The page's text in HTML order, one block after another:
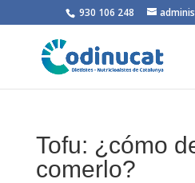
930 106 248
Tofu: ¿cómo
comerlo?